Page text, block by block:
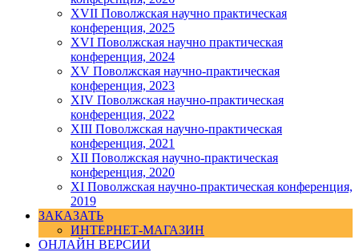
XVII Поволжская научно практическая
конференция, 2025
XVI Поволжская научно практическая
конференция, 2024
ХV Поволжская научно-практическая
конференция, 2023
ХIV Поволжская научно-практическая
конференция, 2022
ХIII Поволжская научно-практическая
конференция, 2021
ХII Поволжская научно-практическая
конференция, 2020
XI Поволжская научно-практическая конференция,
2019
ЗАКАЗАТЬ
ИНТЕРНЕТ-МАГАЗИН
ОНЛАЙН ВЕРСИИ